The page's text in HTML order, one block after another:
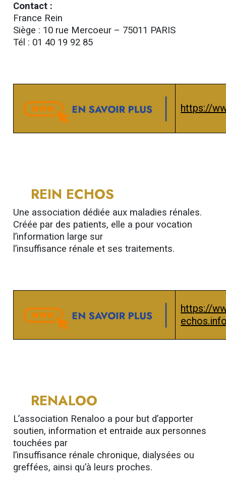
Contact :
France Rein
Siège : 10 rue Mercoeur – 75011 PARIS
Tél : 01 40 19 92 85
https://
REIN ECHOS
Une association dédiée aux maladies rénales.
Créée par des patients, elle a pour vocation
l’information large sur
l’insuffisance rénale et ses traitements.
https://
RENALOO
L’association Renaloo a pour but d’apporter
soutien, information et entraide aux personnes
touchées par
l’insuffisance rénale chronique, dialysées ou
greffées, ainsi qu’à leurs proches.